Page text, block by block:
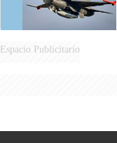
Espacio Publicitario